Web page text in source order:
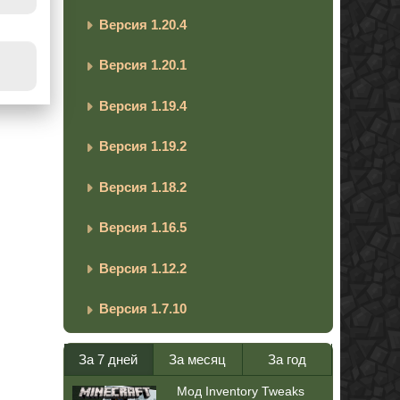
Версия 1.20.4
Версия 1.20.1
Версия 1.19.4
Версия 1.19.2
Версия 1.18.2
Версия 1.16.5
Версия 1.12.2
Версия 1.7.10
За 7 дней За месяц За год
Мод Inventory Tweaks